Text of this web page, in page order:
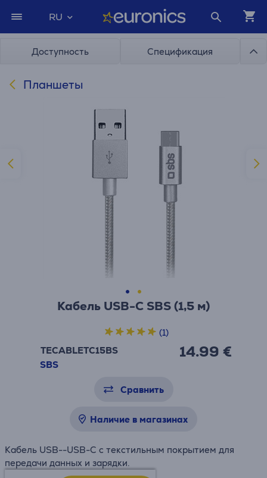
RU
Доступность Спецификация
Планшеты
Кабель USB-C SBS (1,5 м)
TECABLETC15BS
SBS
14.99 €
(1)
Сравнить
Наличие в магазинах
Кабель USB--USB-C с текстильным покрытием для
передачи данных и зарядки.